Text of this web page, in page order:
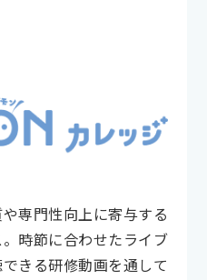
専門性向上に寄与する
時節に合わせたライブ
きる研修動画を通して